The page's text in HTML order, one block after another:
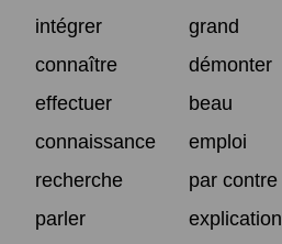
intégrer
grand
connaître
démonter
effectuer
beau
connaissance
emploi
recherche
par contre
parler
explication